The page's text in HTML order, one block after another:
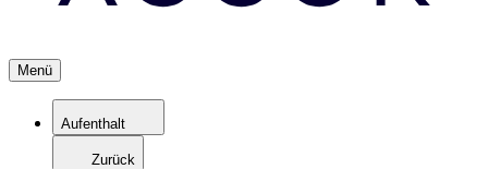
Menü
Aufenthalt
Zurück